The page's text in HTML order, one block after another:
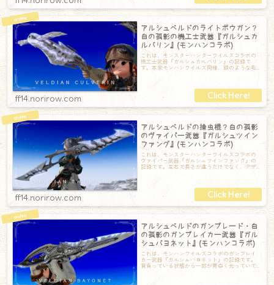
アルシュベルドのライトボウガン？
白の孤影の機工士武器『ガルシュカ
ルバリン』(モンハンコラボ)
これは、モンスターハンターワイルズコラボの
機工士武器『ガルシュカルバリン』の記録で
す。本家モンハンワイルズ同様、鎖のような毛
ff14.norirow.com
アルシュベルドの操虫棍？白の孤影
のヴァイパー武器『ガルシュツイン
ファング』(モンハンコラボ)
これは、モンスターハンターワイルズコラボの
ヴァイパー武器『ガルシュツインファング』の
記録です。左右で長さが違うだけでなく、デザ
ff14.norirow.com
アルシュベルドのガンブレード・白
の孤影のガンブレイカー武器『ガル
シュバヨネット』(モンハンコラボ)
これは、モンハンワイルズコラボのガンブレイ
カー武器『ガルシュバヨネット』の記録です。
背負っている状態から一部が青白く光っていて